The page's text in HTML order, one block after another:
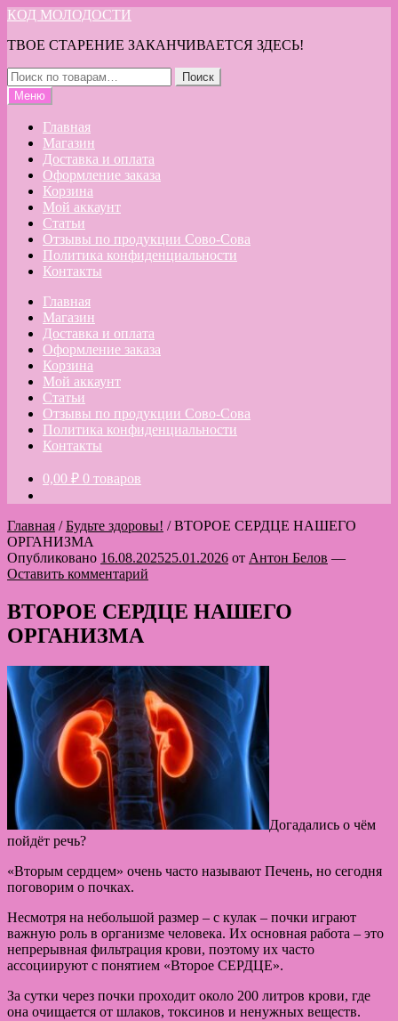
Перейти
навигации
Перейти
содержимому
КОД МОЛОДОСТИ
ТВОЕ СТАРЕНИЕ ЗАКАНЧИВАЕТСЯ ЗДЕСЬ!
Искать:
Поиск
Меню
Главная
Магазин
Доставка и оплата
Оформление заказа
Корзина
Мой аккаунт
Статьи
Отзывы по продукции Сово-Сова
Политика конфиденциальности
Контакты
Главная
Магазин
Доставка и оплата
Оформление заказа
Корзина
Мой аккаунт
Статьи
Отзывы по продукции Сово-Сова
Политика конфиденциальности
Контакты
0,00 ₽ 0 товаров
Главная /Будьте здоровы! /ВТОРОЕ СЕРДЦЕ НАШЕГО
ОРГАНИЗМА
Опубликовано 16.08.202525.01.2026 от Антон Белов —
Оставить комментарий
ВТОРОЕ СЕРДЦЕ НАШЕГО
ОРГАНИЗМА
Догадались о чём
пойдёт речь?
«Вторым сердцем» очень часто называют Печень, но сегодня
поговорим о почках.
Несмотря на небольшой размер – с кулак – почки играют
важную роль в организме человека. Их основная работа – это
непрерывная фильтрация крови, поэтому их часто
ассоциируют с понятием «Второе СЕРДЦЕ».
За сутки через почки проходит около 200 литров крови, где
она очищается от шлаков, токсинов и ненужных веществ.